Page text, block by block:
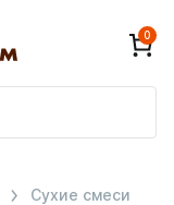
0
Сухие смеси